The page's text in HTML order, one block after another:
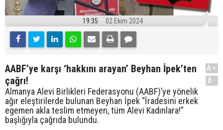
19:35 02 Ekim 2024
AABF’ye karşı ‘hakkını arayan’ Beyhan İpek’ten
çağrı!
Almanya Alevi Birlikleri Federasyonu (AABF)’ye yönelik
ağır eleştirilerde bulunan Beyhan İpek “İradesini erkek
egemen akla teslim etmeyen, tüm Alevi Kadınlara!”
başlığıyla çağrıda bulundu.
A+
A-